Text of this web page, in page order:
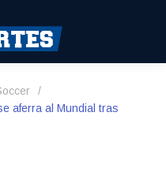
/
aferra al Mundial tras